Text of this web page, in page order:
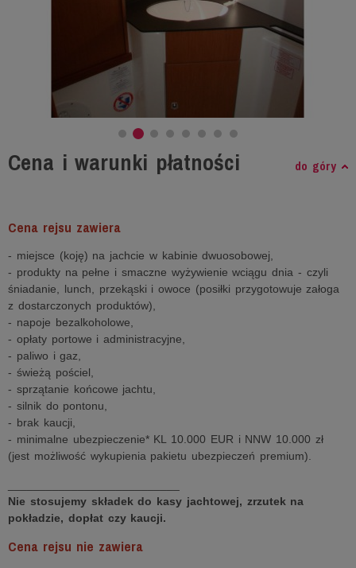
Cena i warunki płatności do góry
Cena rejsu zawiera
- miejsce (koję) na jachcie w kabinie dwuosobowej,
- produkty na pełne i smaczne wyżywienie wciągu dnia - czyli
śniadanie, lunch, przekąski i owoce (posiłki przygotowuje załoga
z dostarczonych produktów),
- napoje bezalkoholowe,
- opłaty portowe i administracyjne,
- paliwo i gaz,
- świeżą pościel,
- sprzątanie końcowe jachtu,
- silnik do pontonu,
- brak kaucji,
- minimalne ubezpieczenie* KL 10.000 EUR i NNW 10.000 zł
(jest możliwość wykupienia pakietu ubezpieczeń premium).
Nie stosujemy składek do kasy jachtowej, zrzutek na
pokładzie, dopłat czy kaucji.
Cena rejsu nie zawiera